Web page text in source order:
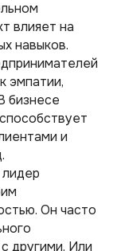
влияет на
навыков.
эмпатии,
бизнесе
и
Он часто
другими. Или